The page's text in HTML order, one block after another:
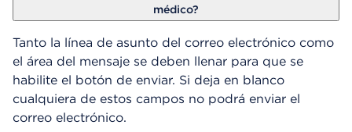
médico?
Tanto la línea de asunto del correo electrónico como
el área del mensaje se deben llenar para que se
habilite el botón de enviar. Si deja en blanco
cualquiera de estos campos no podrá enviar el
correo electrónico.